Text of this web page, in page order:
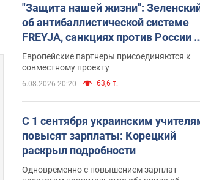
"Защита нашей жизни":
об антибаллистической системе
FREYJA, санкциях против России и
поддержке аграриев. Видео
Европейские партнеры присоединяются к
совместному проекту
6.08.2026 20:20 63,6 т.
С 1 сентября украинским
повысят зарплаты: Корецкий
раскрыл подробности
Одновременно с повышением зарплат